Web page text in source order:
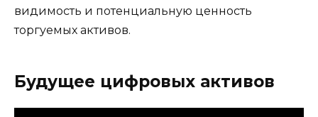
видимость и потенциальную ценность
торгуемых активов.
Будущее цифровых активов